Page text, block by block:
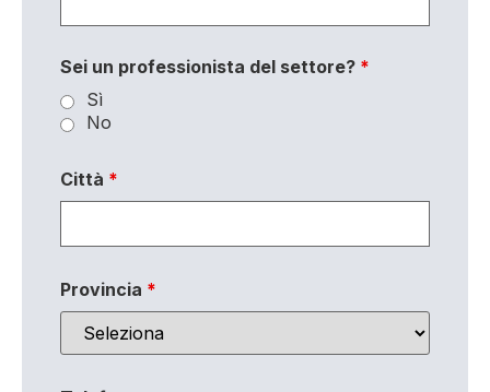
Sei un professionista del settore? *
Sì
No
Città *
Provincia *